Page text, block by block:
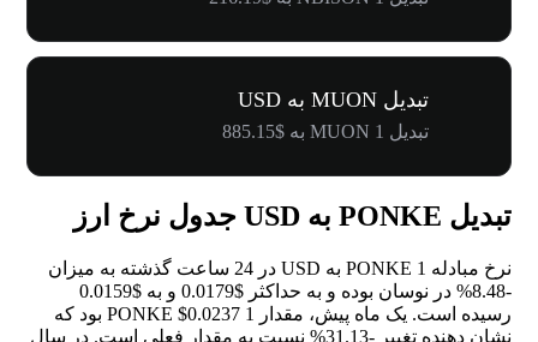
تبدیل MUON به USD
تبدیل 1 MUON به $885.15
تبدیل PONKE به USD جدول نرخ ارز
نرخ مبادله 1 PONKE به USD در 24 ساعت گذشته به میزان
-8.48%
در نوسان بوده و به حداکثر $0.0179 و به $0.0159
رسیده است. یک ماه پیش، مقدار 1 PONKE $0.0237 بود که
نشان دهنده تغییر -31.13%
نسبت به مقدار فعلی است. در سال